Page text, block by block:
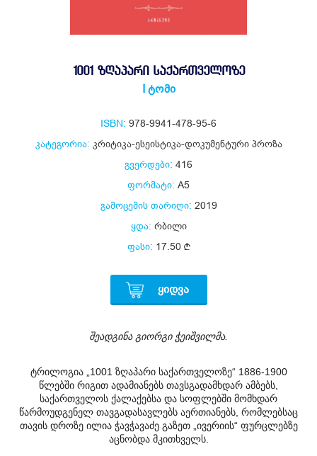
1001 ᲖᲦᲐᲞᲐᲠᲘ ᲡᲐᲥᲐᲠᲗᲕᲔᲚᲝᲖᲔ
I ტომი
ISBN: 978-9941-478-95-6
კატეგორია: კრიტიკა-ესეისტიკა-დოკუმენტური პროზა
გვერდები: 416
ფორმატი: A5
გამოცემის თარიღი: 2019
ყდა: რბილი
ფასი: 17.50
ᲧᲘᲓᲕᲐ
შეადგინა გიორგი ჭეიშვილმა.
ტრილოგია „1001 ზღაპარი საქართველოზე“ 1886-1900
წლებში რიგით ადამიანებს თავსგადამხდარ ამბებს,
საქართველოს ქალაქებსა და სოფლებში მომხდარ
წარმოუდგენელ თავგადასავლებს აერთიანებს, რომლებსაც
თავის დროზე ილია ჭავჭავაძე გაზეთ „ივერიის“ ფურცლებზე
აცნობდა მკითხველს.